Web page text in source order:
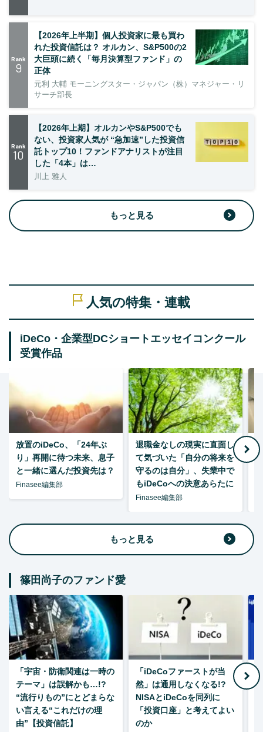
Rank
9
【2026年上半期】個人投資家に最も買わ
れた投資信託は？ オルカン、S&P500の2
大巨頭に続く「毎月決算型ファンド」の
正体
元利 大輔 モーニングスター・ジャパン（株）マネジャー・リ
サーチ部長
Rank
10
【2026年上期】オルカンやS&P500でも
ない、投資家人気が “急加速”した投資信
託トップ10！ファンドアナリストが注目
した「4本」は…
川上 雅人
もっと見る
人気の特集・連載
iDeCo・企業型DCショートエッセイコンクール
受賞作品
放置のiDeCo、「24年ぶ
り」再開に待つ未来、息子
と一緒に選んだ投資先は？
Finasee編集部
退職金なしの現実に直面し
て気づいた「自分の将来を
守るのは自分」、失業中で
もiDeCoへの決意あらたに
Finasee編集部
もっと見る
篠田尚子のファンド愛
「宇宙・防衛関連は一時の
テーマ」は誤解かも…!?
“流行りもの”にとどまらな
い言える“これだけの理
由”【投資信託】
「iDeCoファーストが当
然」は通用しなくなる!?
NISAとiDeCoを同列に
「投資口座」と考えてよい
のか